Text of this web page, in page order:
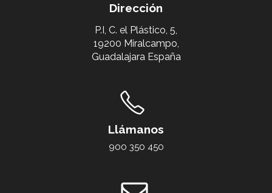
Dirección
P.I, C. el Plástico, 5,
19200 Miralcampo,
Guadalajara España
Llámanos
900 350 450